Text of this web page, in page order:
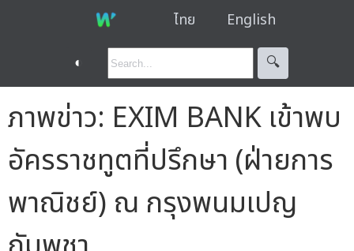
ไทย English
◐ 🔍︎
ภาพข่าว: EXIM BANK เข้าพบ
อัครราชทูตที่ปรึกษา (ฝ่ายการ
พาณิชย์) ณ กรุงพนมเปญ